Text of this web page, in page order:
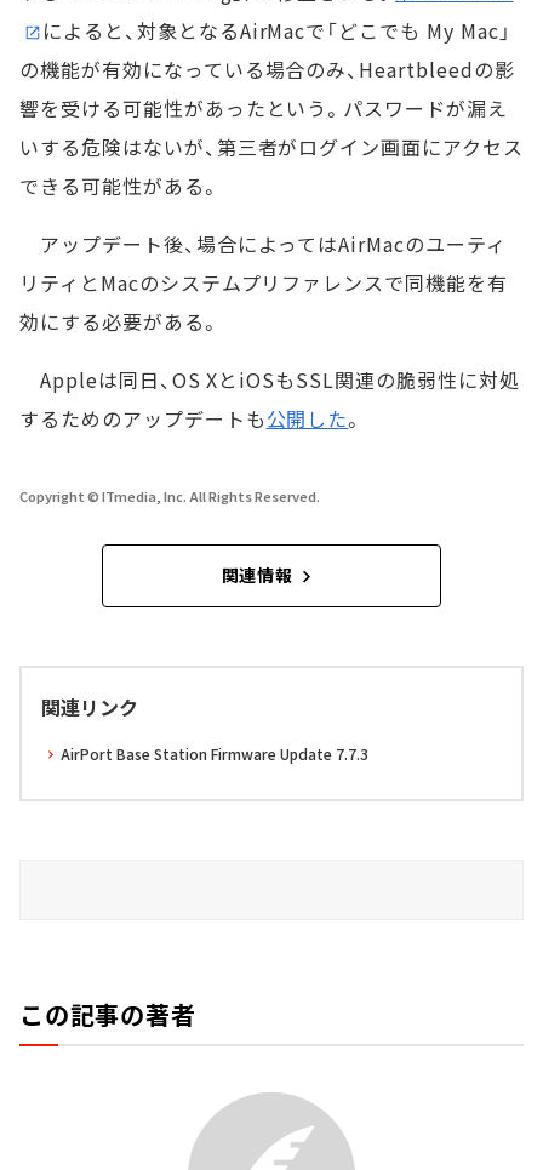
によると、対象となるAirMacで「どこでも My Mac」
の機能が有効になっている場合のみ、Heartbleedの影
響を受ける可能性があったという。パスワードが漏え
いする危険はないが、第三者がログイン画面にアクセス
できる可能性がある。
アップデート後、場合によってはAirMacのユーティ
リティとMacのシステムプリファレンスで同機能を有
効にする必要がある。
Appleは同日、OS XとiOSもSSL関連の脆弱性に対処
するためのアップデートも公開した。
Copyright © ITmedia, Inc. All Rights Reserved.
関連情報
関連リンク
AirPort Base Station Firmware Update 7.7.3
この記事の著者